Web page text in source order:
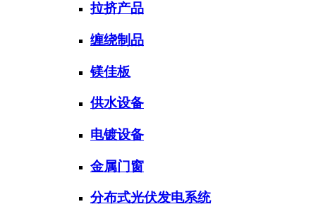
拉挤产品
缠绕制品
镁佳板
供水设备
电镀设备
金属门窗
分布式光伏发电系统